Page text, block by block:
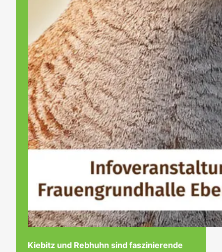
Kiebitz und Rebhuhn sind faszinierende